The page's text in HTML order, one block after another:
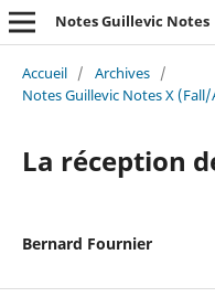
Notes Guillevic Notes
Accueil / Archives /
Notes Guillevic Notes X
La réception
Bernard Fournier